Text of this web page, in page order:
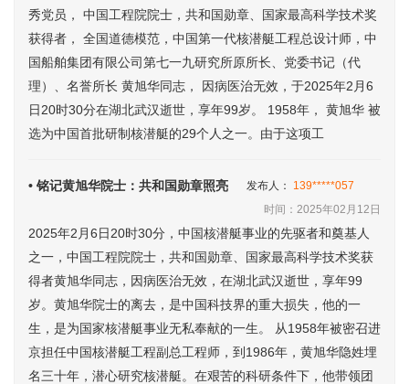
秀党员， 中国工程院院士，共和国勋章、国家最高科学技术奖
获得者， 全国道德模范，中国第一代核潜艇工程总设计师，中
国船舶集团有限公司第七一九研究所原所长、党委书记（代
理）、名誉所长 黄旭华同志， 因病医治无效，于2025年2月6
日20时30分在湖北武汉逝世，享年99岁。 1958年， 黄旭华 被
选为中国首批研制核潜艇的29个人之一。由于这项工
• 铭记黄旭华院士：共和国勋章照亮 发布人： 139*****057
时间：2025年02月12日
2025年2月6日20时30分，中国核潜艇事业的先驱者和奠基人
之一，中国工程院院士，共和国勋章、国家最高科学技术奖获
得者黄旭华同志，因病医治无效，在湖北武汉逝世，享年99
岁。黄旭华院士的离去，是中国科技界的重大损失，他的一
生，是为国家核潜艇事业无私奉献的一生。 从1958年被密召进
京担任中国核潜艇工程副总工程师，到1986年，黄旭华隐姓埋
名三十年，潜心研究核潜艇。在艰苦的科研条件下，他带领团